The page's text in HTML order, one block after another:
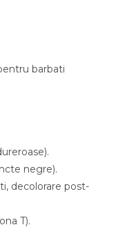
barbati
negre).
decolorare post-
T).